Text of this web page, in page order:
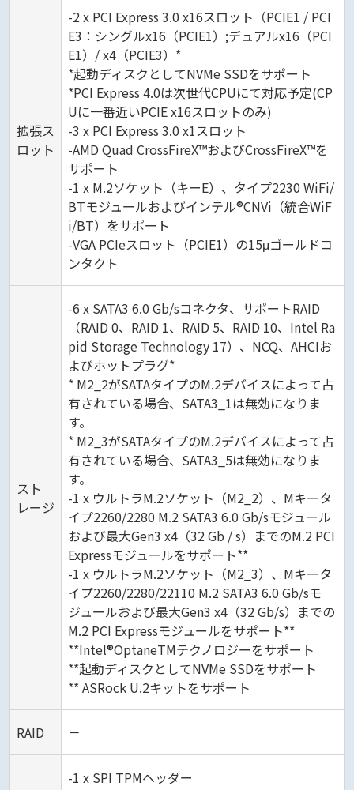
拡張ス
ロット
-2 x PCI Express 3.0 x16スロット（PCIE1 / PCI
E3：シングルx16（PCIE1）;デュアルx16（PCI
E1）/ x4（PCIE3）*
*起動ディスクとしてNVMe SSDをサポート
*PCI Express 4.0は次世代CPUにて対応予定(CP
Uに一番近いPCIE x16スロットのみ)
-3 x PCI Express 3.0 x1スロット
-AMD Quad CrossFireX™およびCrossFireX™を
サポート
-1 x M.2ソケット（キーE）、タイプ2230 WiFi/
BTモジュールおよびインテル®CNVi（統合WiF
i/BT）をサポート
-VGA PCIeスロット（PCIE1）の15μゴールドコ
ンタクト
スト
レージ
-6 x SATA3 6.0 Gb/sコネクタ、サポートRAID
（RAID 0、RAID 1、RAID 5、RAID 10、Intel Ra
pid Storage Technology 17）、NCQ、AHCIお
よびホットプラグ*
* M2_2がSATAタイプのM.2デバイスによって占
有されている場合、SATA3_1は無効になりま
す。
* M2_3がSATAタイプのM.2デバイスによって占
有されている場合、SATA3_5は無効になりま
す。
-1 x ウルトラM.2ソケット（M2_2）、Mキータ
イプ2260/2280 M.2 SATA3 6.0 Gb/sモジュール
および最大Gen3 x4（32 Gb / s）までのM.2 PCI
Expressモジュールをサポート**
-1 x ウルトラM.2ソケット（M2_3）、Mキータ
イプ2260/2280/22110 M.2 SATA3 6.0 Gb/sモ
ジュールおよび最大Gen3 x4（32 Gb/s）までの
M.2 PCI Expressモジュールをサポート**
**Intel®OptaneTMテクノロジーをサポート
**起動ディスクとしてNVMe SSDをサポート
** ASRock U.2キットをサポート
RAID －
-1 x SPI TPMヘッダー